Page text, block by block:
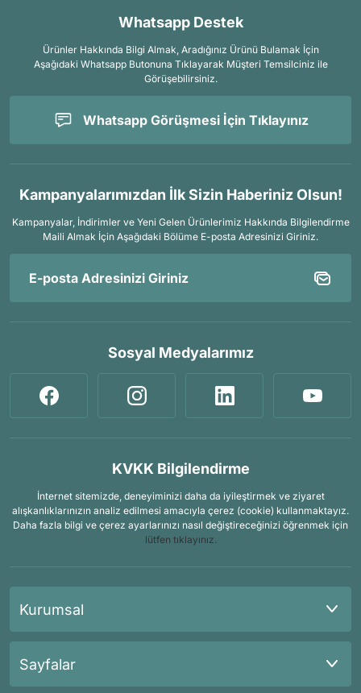
Whatsapp Destek
Ürünler Hakkında Bilgi Almak, Aradığınız Ürünü Bulamak İçin
Aşağıdaki Whatsapp Butonuna Tıklayarak Müşteri Temsilciniz ile
Görüşebilirsiniz.
Whatsapp Görüşmesi İçin Tıklayınız
Kampanyalarımızdan İlk Sizin Haberiniz Olsun!
Kampanyalar, İndirimler ve Yeni Gelen Ürünlerimiz Hakkında Bilgilendirme
Maili Almak İçin Aşağıdaki Bölüme E-posta Adresinizi Giriniz.
Sosyal Medyalarımız
KVKK Bilgilendirme
İnternet sitemizde, deneyiminizi daha da iyileştirmek ve ziyaret
alışkanlıklarınızın analiz edilmesi amacıyla çerez (cookie) kullanmaktayız.
Daha fazla bilgi ve çerez ayarlarınızı nasıl değiştireceğinizi öğrenmek için
lütfen tıklayınız.
Kurumsal
Sayfalar